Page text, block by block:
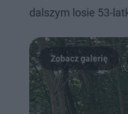
dalszym losie 53-